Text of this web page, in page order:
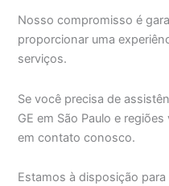
Nosso compromisso é
proporcionar uma
serviços.
Se você precisa de
GE em São Paulo e
em contato conosco.
Estamos à disposição